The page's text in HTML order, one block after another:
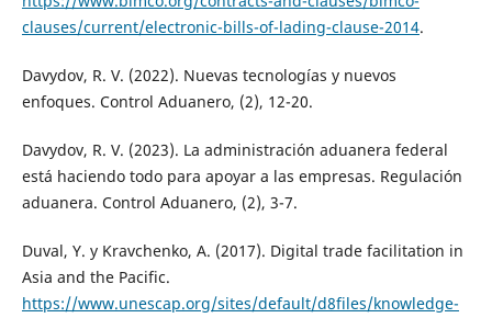
clauses/current/electronic-bills-of-lading-clause-2014.
Davydov, R. V. (2022). Nuevas tecnologías y nuevos
enfoques. Control Aduanero, (2), 12-20.
Davydov, R. V. (2023). La administración aduanera federal
está haciendo todo para apoyar a las empresas. Regulación
aduanera. Control Aduanero, (2), 3-7.
Duval, Y. y Kravchenko, A. (2017). Digital trade facilitation in
Asia and the Pacific.
https://www.unescap.org/sites/default/d8files/knowledge-